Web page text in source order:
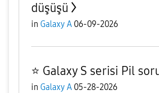
düşüşü
in Galaxy A 06-09-2026
⭐️ Galaxy S serisi Pil
in Galaxy A 05-28-2026